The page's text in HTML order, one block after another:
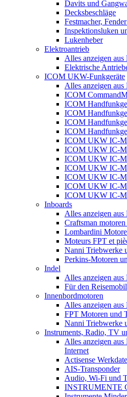
Davits und
Decksbeschläge
Festmacher,
Inspektionsluken
Lukenheber
Elektroantrieb
Alles anzeigen
Elektrische
ICOM UKW-Funkgeräte
Alles anzeigen
ICOM
ICOM
ICOM
ICOM
ICOM
ICOM UKW IC-
ICOM UKW IC-
ICOM UKW IC-
ICOM UKW IC-
ICOM UKW IC-
ICOM UKW IC-
ICOM UKW IC-
Inboards
Alles anzeigen aus
Craftsman
Lombardini
Moteurs FPT et
Nanni Triebwerke
Perkins-Motoren
Indel
Alles anzeigen aus
Für den
Innenbordmotoren
Alles anzeigen
FPT Motoren und
Nanni Triebwerke
Instruments, Radio, TV
Alles anzeigen
Internet
Actisense
AIS-Transponder
Audio, Wi-Fi und
INSTRUMENTE